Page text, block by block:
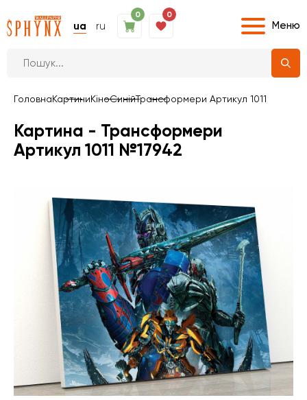
ua ru
0 0
Меню
ГоловнаКартиниКіноСинійТрансформери Артикул 1011
Картина - Трансформери
Артикул 1011 №17942